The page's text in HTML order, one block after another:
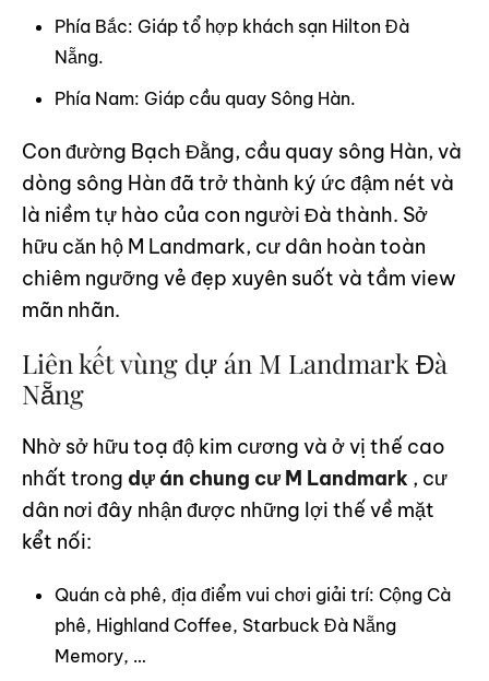
Phía Bắc: Giáp tổ hợp khách sạn Hilton Đà
Nẵng.
Phía Nam: Giáp cầu quay Sông Hàn.
Con đường Bạch Đằng, cầu quay sông Hàn, và
dòng sông Hàn đã trở thành ký ức đậm nét và
là niềm tự hào của con người Đà thành. Sở
hữu căn hộ M Landmark, cư dân hoàn toàn
chiêm ngưỡng vẻ đẹp xuyên suốt và tầm view
mãn nhãn.
Liên kết vùng dự án M Landmark Đà
Nẵng
Nhờ sở hữu toạ độ kim cương và ở vị thế cao
nhất trong dự án chung cư M Landmark , cư
dân nơi đây nhận được những lợi thế về mặt
kểt nối:
Quán cà phê, địa điểm vui chơi giải trí: Cộng Cà
phê, Highland Coffee, Starbuck Đà Nẵng
Memory, …